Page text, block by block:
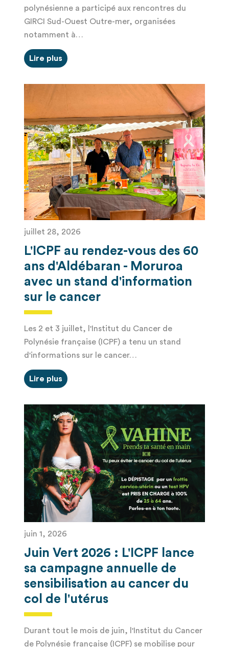
polynésienne a participé aux rencontres du
GIRCI Sud-Ouest Outre-mer, organisées
notamment à…
Lire plus
L'ICPF au rendez-vous des 60
ans d'Aldébaran - Moruroa
avec un stand d'information
sur le cancer​
juillet 28, 2026
Les 2 et 3 juillet, l'Institut du Cancer de
Polynésie française (ICPF) a tenu un stand
d'informations sur le cancer…
Lire plus
Juin Vert 2026 : L'ICPF lance
sa campagne annuelle de
sensibilisation au cancer du
col de l'utérus
juin 1, 2026
Durant tout le mois de juin, l'Institut du Cancer
de Polynésie française (ICPF) se mobilise pour